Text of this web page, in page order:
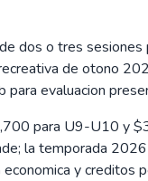
dos o tres
de otono
evaluacion
para U9-U10 y
la temporada
y creditos